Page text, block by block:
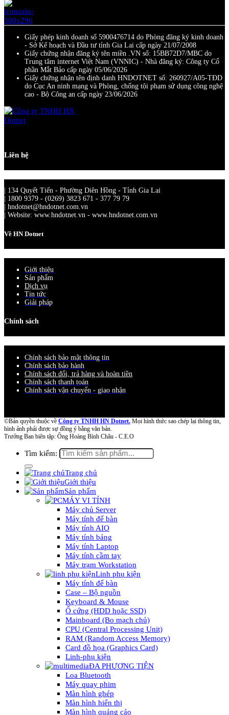
Giấy phép kinh doanh số 5900476714 do Phòng đăng ký kinh doanh
- Sở Kế hoạch và Đầu tư tỉnh Gia Lai cấp ngày 21/07/2008
Giấy chứng nhận đăng ký tên miền .VN số: 15BB72D7/MBC do
Trung tâm internet Việt Nam (VNNIC) - Nhà đăng ký: Công ty Cổ
phần Mắt Bảo cấp ngày 05/06/2026
Giấy chứng nhận tên định danh HNDOTNET số: 260927/A05-TĐD
do Cục An ninh mạng và Phòng, chống tội phạm sử dụng công nghệ
cao - Bộ Công an cấp ngày 23/06/2026
Liên hệ
| 134 Quyết Tiến - Phường Diên Hồng - Tỉnh Gia Lai
| 1800 9379 - (0269) 3823 671 - 377 79 79
| hndotnet@hndotnet.com.vn
| Website: www.hndotnet.vn - www.hndotnet.com.vn
Về HN Dotnet
Giới thiệu
Sản phẩm
Dịch vụ
Tin tức
Giải pháp
Chính sách
Chính sách bảo mật thông tin
Chính sách bảo hành
Chính sách đổi, trả hàng và hoàn tiền
Chính sách thanh toán
Chính sách vận chuyển - giao nhận
©Bản quyền thuộc về Công ty TNHH HN Dotnet. Mọi hình thức sao chép lại thông tin,
hình ảnh phải được sự đồng ý bằng văn bản.
Trưởng Ban biên tập: Ông Hoàng Bình Châu - C.E.O
Tìm kiếm:
Trang chủ
Giới thiệu
Sản phẩm
MÁY VI TÍNH
Máy chủ Server
Máy tính để bàn
Máy tính AIO
Máy tính bảng
Máy tính Laptop
Máy tính cầm tay
Máy trạm Workstation
Linh phụ kiện
Máy tính để bàn
Case – Bộ nguồn
Keyboard & Mouse
Ổ cứng (HDD hoặc SSD)
Mainboard (Bo mạch chủ)
CPU (Central Processing Unit)
RAM (Random Access Memory)
Card đồ họa (Graphics Card)
Linh-phụ kiện
ĐA PHƯƠNG TIỆN
Loa Bluetooth
Máy quay phim
Màn hình ghép
Màn hình hiển thị
Màn hình quảng cáo